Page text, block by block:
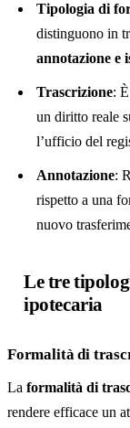
Tipologia di
distinguono in
annotazione e
Trascrizione:
un diritto reale
l’ufficio del
Annotazione:
rispetto a una
nuovo
Le tre
ipotecaria
Formalità di
La formalità di
rendere efficace un
Limiti e vincoli
Conclusione
FAQ